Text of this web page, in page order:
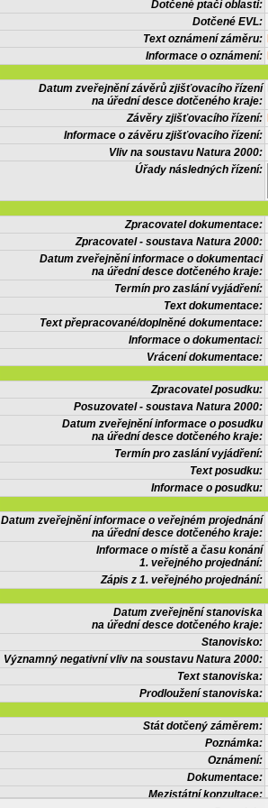
Dotčené ptačí oblasti:
Dotčené EVL:
Text oznámení záměru:
Informace o oznámení:
Datum zveřejnění závěrů zjišťovacího řízení
na úřední desce dotčeného kraje:
Závěry zjišťovacího řízení:
Informace o závěru zjišťovacího řízení:
Vliv na soustavu Natura 2000:
Úřady následných řízení:
Zpracovatel dokumentace:
Zpracovatel - soustava Natura 2000:
Datum zveřejnění informace o dokumentaci
na úřední desce dotčeného kraje:
Termín pro zaslání vyjádření:
Text dokumentace:
Text přepracované/doplněné dokumentace:
Informace o dokumentaci:
Vrácení dokumentace:
Zpracovatel posudku:
Posuzovatel - soustava Natura 2000:
Datum zveřejnění informace o posudku
na úřední desce dotčeného kraje:
Termín pro zaslání vyjádření:
Text posudku:
Informace o posudku:
Datum zveřejnění informace o veřejném projednání
na úřední desce dotčeného kraje:
Informace o místě a času konání
1. veřejného projednání:
Zápis z 1. veřejného projednání:
Datum zveřejnění stanoviska
na úřední desce dotčeného kraje:
Stanovisko:
Významný negativní vliv na soustavu Natura 2000:
Text stanoviska:
Prodloužení stanoviska:
Stát dotčený záměrem:
Poznámka:
Oznámení:
Dokumentace:
Mezistátní konzultace: